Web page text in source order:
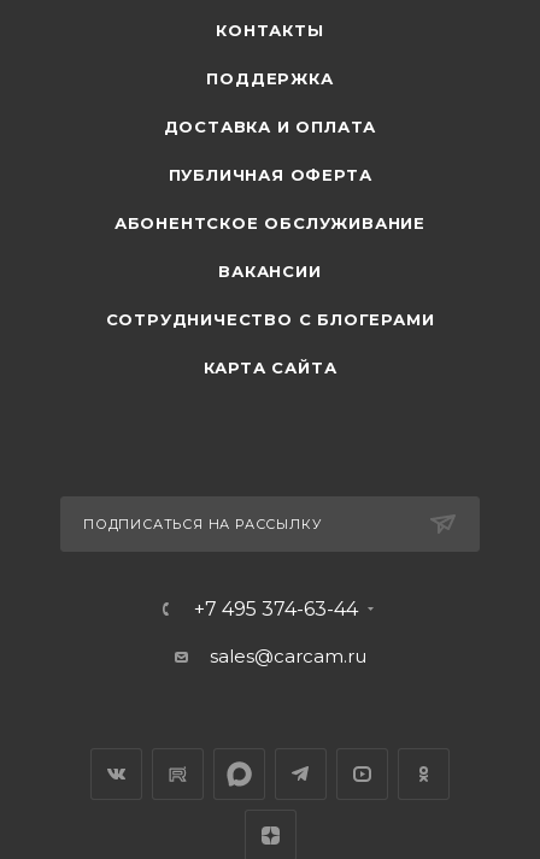
КОНТАКТЫ
ПОДДЕРЖКА
ДОСТАВКА И ОПЛАТА
ПУБЛИЧНАЯ ОФЕРТА
АБОНЕНТСКОЕ ОБСЛУЖИВАНИЕ
ВАКАНСИИ
СОТРУДНИЧЕСТВО С БЛОГЕРАМИ
КАРТА САЙТА
ПОДПИСАТЬСЯ НА РАССЫЛКУ
+7 495 374-63-44
sales@carcam.ru